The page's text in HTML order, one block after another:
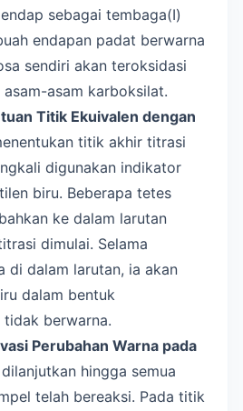
sebagai tembaga(I)
endapan padat berwarna
sendiri akan teroksidasi
asam karboksilat.
Titik Ekuivalen dengan
titik akhir titrasi
digunakan indikator
biru. Beberapa tetes
ke dalam larutan
dimulai. Selama
di dalam larutan, ia akan
dalam bentuk
berwarna.
Perubahan Warna pada
hingga semua
telah bereaksi. Pada titik